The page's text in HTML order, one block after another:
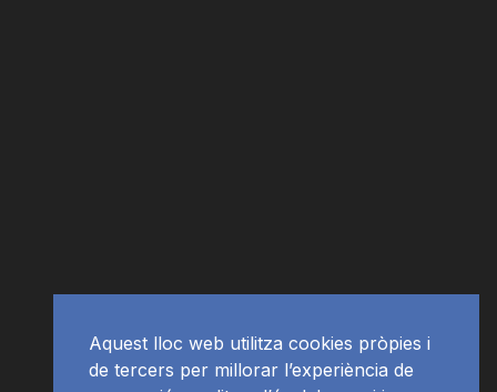
Aquest lloc web utilitza cookies pròpies i
de tercers per millorar l’experiència de